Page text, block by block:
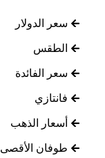
سعر الدولار
الطقس
سعر الفائدة
فانتازي
أسعار الذهب
طوفان الأقصى